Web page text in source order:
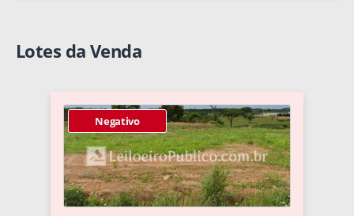
Lotes da Venda
Negativo